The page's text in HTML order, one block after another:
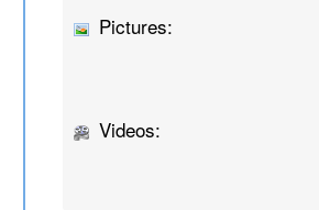
Pictures:
Videos: